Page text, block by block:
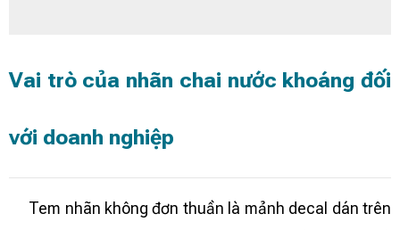
Vai trò của nhãn chai nước khoáng đối
với doanh nghiệp
Tem nhãn không đơn thuần là mảnh decal dán trên